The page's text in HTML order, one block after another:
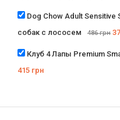
Dog Chow Adult Sensitive
собак с лососем
486грн
Клуб 4 Лапы Premium
415 грн